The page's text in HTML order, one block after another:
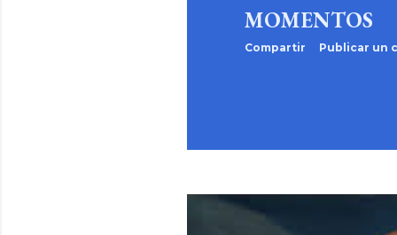
MOMENTOS
Compartir Publicar un